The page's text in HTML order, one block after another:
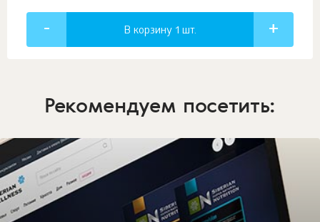
В корзину 1 шт.
Рекомендуем посетить: